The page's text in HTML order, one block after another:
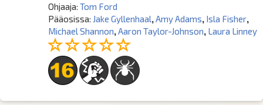
Ohjaaja:Tom Ford
Pääosissa: Jake Gyllenhaal , Amy Adams, Isla Fisher,
Michael Shannon, Aaron Taylor-Johnson, Laura Linney